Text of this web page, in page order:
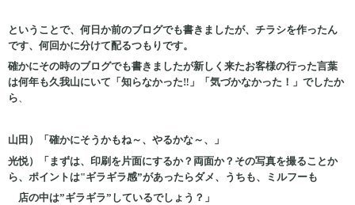
ということで、何日か前のブログでも書きましたが、チラシを作ったん
です、何回かに分けて配るつもりです。
確かにその時のブログでも書きましたが新しく来たお客様の行った言葉
は何年も久我山にいて「知らなかった‼」「気づかなかった！」でしたか
ら、
山田）「確かにそうかもね～、やるかな～、」
光悦）「まずは、印刷を片面にするか？両面か？その写真を撮ることか
ら、ポイントは"ギラギラ感”があったらダメ、うちも、ミルフーも
店の中は”ギラギラ”しているでしょう？」